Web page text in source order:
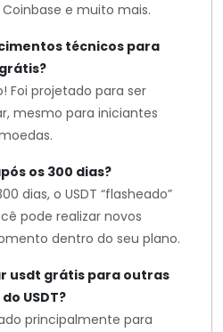
e muito mais.
técnicos para
Foi projetado para ser
mesmo para iniciantes
os 300 dias?
dias, o USDT “flasheado”
pode realizar novos
dentro do seu plano.
usdt grátis para outras
USDT?
principalmente para